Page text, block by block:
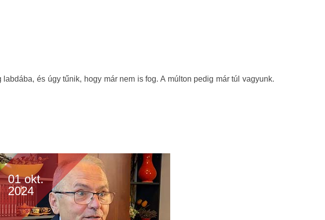
és úgy tűnik, hogy már nem is fog. A múlton pedig már túl vagyunk.
01 okt.
2024